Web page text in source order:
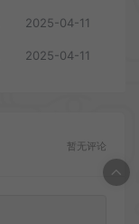
2025-04-11
2025-04-11
暂无评论